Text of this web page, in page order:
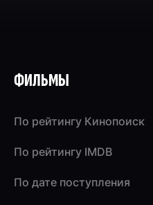
ФИЛЬМЫ
По рейтингу Кинопоиск
По рейтингу IMDB
По дате поступления